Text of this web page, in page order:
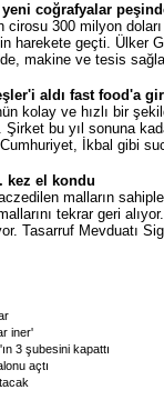
yeni coğrafyalar
cirosu 300 milyon
harekete geçti. Ülker
makine ve tesis
aldı fast food'a
kolay ve hızlı bir
Şirket bu yıl sonuna
İkbal gibi
kez el kondu
malların
tekrar geri
Tasarruf Mevduatı
iner'
3 şubesini kapattı
açtı